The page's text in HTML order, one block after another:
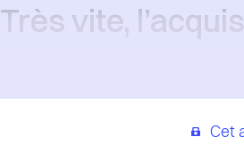
Très vite,
Cet